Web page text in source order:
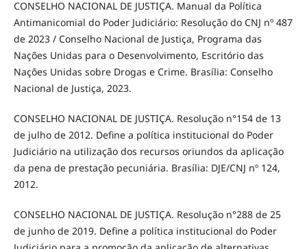
CONSELHO NACIONAL DE JUSTIÇA. Manual da Política
Antimanicomial do Poder Judiciário: Resolução do CNJ nº 487
de 2023 / Conselho Nacional de Justiça, Programa das
Nações Unidas para o Desenvolvimento, Escritório das
Nações Unidas sobre Drogas e Crime. Brasília: Conselho
Nacional de Justiça, 2023.
CONSELHO NACIONAL DE JUSTIÇA. Resolução n°154 de 13
de julho de 2012. Define a política institucional do Poder
Judiciário na utilização dos recursos oriundos da aplicação
da pena de prestação pecuniária. Brasília: DJE/CNJ nº 124,
2012.
CONSELHO NACIONAL DE JUSTIÇA. Resolução n°288 de 25
de junho de 2019. Define a política institucional do Poder